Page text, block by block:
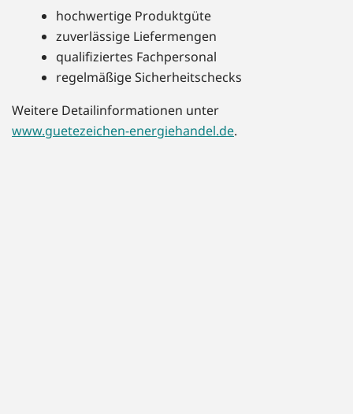
hochwertige Produktgüte
zuverlässige Liefermengen
qualifiziertes Fachpersonal
regelmäßige Sicherheitschecks
Weitere Detailinformationen unter
www.guetezeichen-energiehandel.de.